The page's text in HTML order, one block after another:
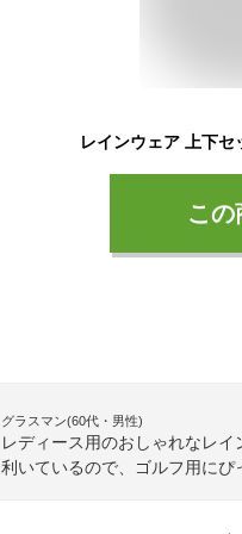
こ
グラスマン(60代・男性)
レディース用のおしゃれなレ
利いているので、ゴルフ用にぴ